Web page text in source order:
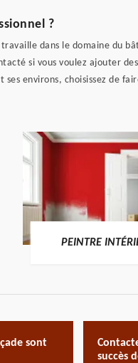
?
dans le domaine du
si vous voulez ajouter
environs, choisissez de
PEINTRE
sont
succès